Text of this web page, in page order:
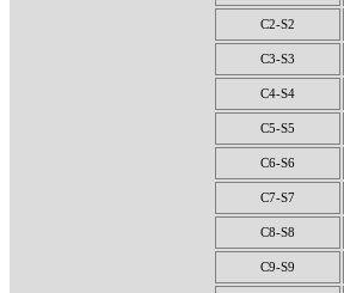
C2-S2
C3-S3
C4-S4
C5-S5
C6-S6
C7-S7
C8-S8
C9-S9